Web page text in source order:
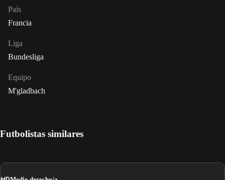
País
Francia
Liga
Bundesliga
Equipo
M'gladbach
Futbolistas similares